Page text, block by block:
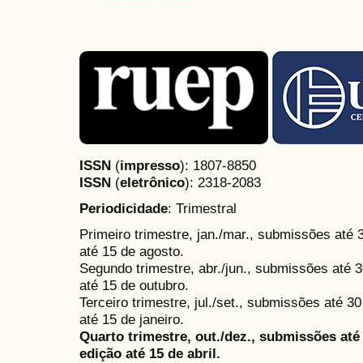
ISSN (impresso): 1807-8850
ISSN (eletrônico): 2318-2083
Periodicidade: Trimestral
Primeiro trimestre, jan./mar., submissões até
até 15 de agosto.
Segundo trimestre, abr./jun., submissões até
até 15 de outubro.
Terceiro trimestre, jul./set., submissões até
até 15 de janeiro.
Quarto trimestre, out./dez., submissões
edição até 15 de abril.